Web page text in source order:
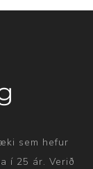
sem hefur
í 25 ár. Verið